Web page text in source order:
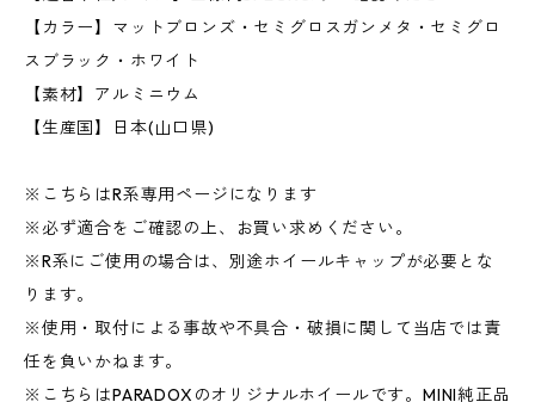
【カラー】マットブロンズ・セミグロスガンメタ・セミグロ
スブラック・ホワイト
【素材】アルミニウム
【生産国】日本(山口県)
※こちらはR系専用ページになります
※必ず適合をご確認の上、お買い求めください。
※R系にご使用の場合は、別途ホイールキャップが必要とな
ります。
※使用・取付による事故や不具合・破損に関して当店では責
任を負いかねます。
※こちらはPARADOXのオリジナルホイールです。MINI純正品